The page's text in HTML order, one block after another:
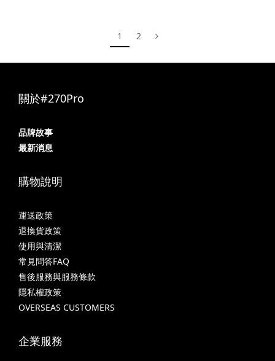
1 2
關於#270Pro
品牌故事
最新消息
購物說明
運送政策
退換貨政策
使用與清潔
常見問答FAQ
售後服務與服務條款
隱私權政策
OVERSEAS CUSTOMERS
企業服務